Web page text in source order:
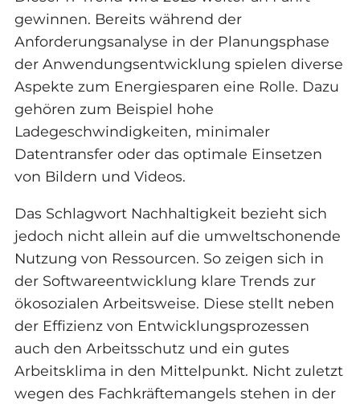
gewinnen. Bereits während der
Anforderungsanalyse in der Planungsphase
der Anwendungsentwicklung spielen diverse
Aspekte zum Energiesparen eine Rolle. Dazu
gehören zum Beispiel hohe
Ladegeschwindigkeiten, minimaler
Datentransfer oder das optimale Einsetzen
von Bildern und Videos.
Das Schlagwort Nachhaltigkeit bezieht sich
jedoch nicht allein auf die umweltschonende
Nutzung von Ressourcen. So zeigen sich in
der Softwareentwicklung klare Trends zur
ökosozialen Arbeitsweise. Diese stellt neben
der Effizienz von Entwicklungsprozessen
auch den Arbeitsschutz und ein gutes
Arbeitsklima in den Mittelpunkt. Nicht zuletzt
wegen des Fachkräftemangels stehen in der